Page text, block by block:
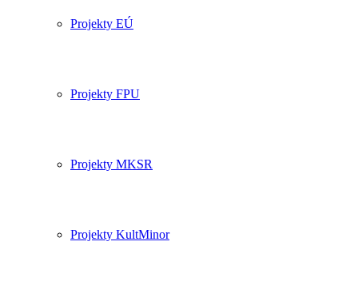
Projekty EÚ
Projekty FPU
Projekty MKSR
Projekty KultMinor